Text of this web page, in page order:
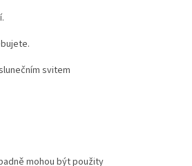
svitem
mohou být použity